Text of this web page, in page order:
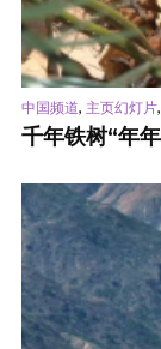
中国频道, 主页幻灯片,
千年铁树“年